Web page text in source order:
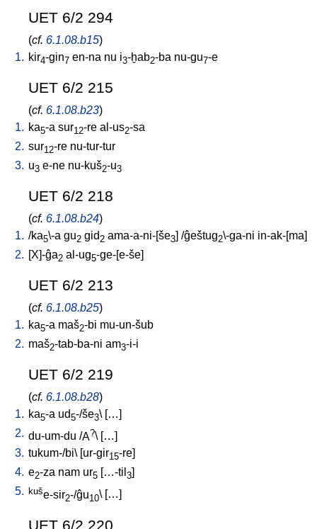
UET 6/2 294
(cf. 6.1.08.b15)
1. kir4-gin7 en-na nu i3-ḫab2-ba nu-gu7-e
UET 6/2 215
(cf. 6.1.08.b23)
1. ka5-a sur12-re al-us2-sa
2. sur12-re nu-tur-tur
3. u3 e-ne nu-kuš2-u3
UET 6/2 218
(cf. 6.1.08.b24)
1. /ka5\-a gu2 gid2 ama-a-ni-[še3] /ĝeštug2\-ga-ni in-ak-[ma]
2. [X]-ĝa2 al-ug5-ge-[e-še]
UET 6/2 213
(cf. 6.1.08.b25)
1. ka5-a maš2-bi mu-un-šub
2. maš2-tab-ba-ni am3-i-i
UET 6/2 219
(cf. 6.1.08.b28)
1. ka5-a ud5-/še3\ […]
2. du-um-du /A?\ [ …
3. tukum-/bi\ [ur-gir15-re]
4. e2-za nam ur5 […-til 3]
5. kuše-sir2-/ĝu10\ [ …
UET 6/2 220